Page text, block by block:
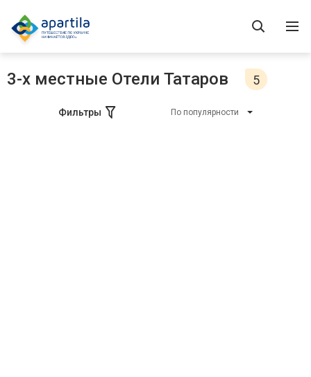
3-х местные Отели Татаров 5
Фильтры По популярности